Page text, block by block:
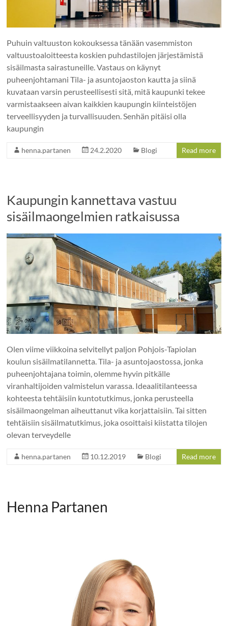
Puhuin valtuuston kokouksessa tänään vasemmiston
valtuustoaloitteesta koskien puhdastilojen järjestämistä
sisäilmasta sairastuneille. Vastaus on käynyt
puheenjohtamani Tila- ja asuntojaoston kautta ja siinä
kuvataan varsin perusteellisesti sitä, mitä kaupunki tekee
varmistaakseen aivan kaikkien kaupungin kiinteistöjen
terveellisyyden ja turvallisuuden. Senhän pitäisi olla
kaupungin
henna.partanen 24.2.2020 Blogi Read more
Kaupungin kannettava vastuu
sisäilmaongelmien ratkaisussa
Olen viime viikkoina selvitellyt paljon Pohjois-Tapiolan
koulun sisäilmatilannetta. Tila- ja asuntojaostossa, jonka
puheenjohtajana toimin, olemme hyvin pitkälle
viranhaltijoiden valmistelun varassa. Ideaalitilanteessa
kohteesta tehtäisiin kuntotutkimus, jonka perusteella
sisäilmaongelman aiheuttanut vika korjattaisiin. Tai sitten
tehtäisiin sisäilmatutkimus, joka osoittaisi kiistatta tilojen
olevan terveydelle
henna.partanen 10.12.2019 Blogi Read more
Henna Partanen